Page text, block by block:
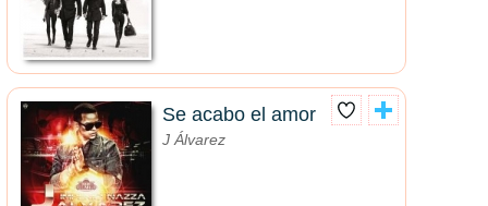
Se acabo el amor
J Álvarez